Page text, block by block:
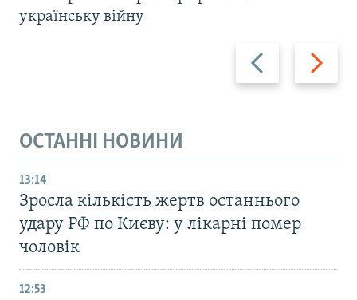
Назад Вперед
українську війну
ОСТАННІ НОВИНИ
13:14
Зросла кількість жертв останнього
удару РФ по Києву: у лікарні помер
чоловік
12:53